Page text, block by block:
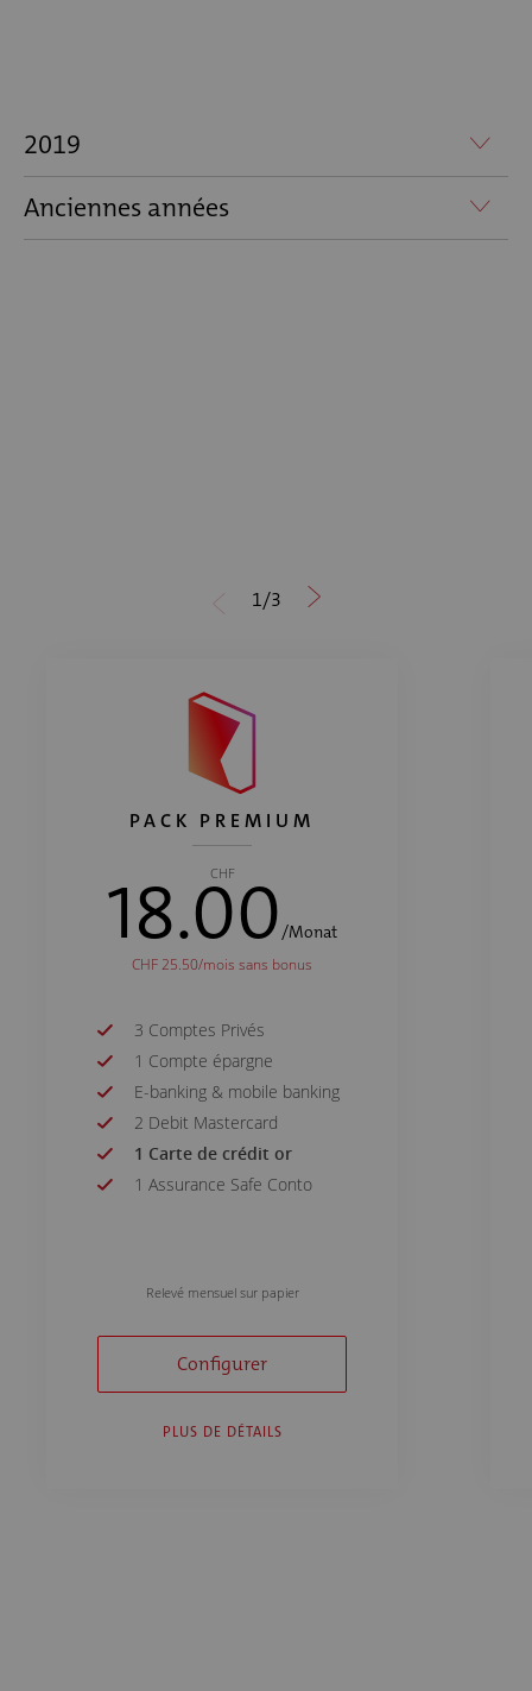
2019
Anciennes années
1/3
PACK PREMIUM
CHF
18.00 /Monat
CHF 25.50/mois sans bonus
3 Comptes Privés
1 Compte épargne
E-banking & mobile banking
2 Debit Mastercard
1 Carte de crédit or
1 Assurance Safe Conto
distributeurs de banques
tierces
24 Retraits/an au guichet
Retraits/an à des
distributeurs à l'étranger
Ordres/an permanents
Relevé mensuel sur papier
Configurer
PLUS DE DÉTAILS